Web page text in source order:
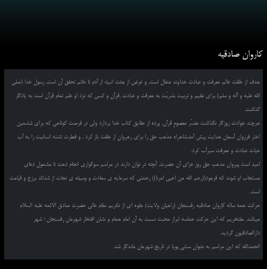
کاروان صادقیه
هدف از خلقت عالم معرفت و عبادت خداوند متعال است, و غرض از بعثت انبیاء از آدم تا خاتم تحقق آن است, رسول خدا (صلی
الله علیه و آله و سلم) برای تعلیم و تربیت بشریّت به معرفت و عبادت ,قرآن و کسی که نزد او علم تمام قرآن است به یادگار
گذاشت.
هرچند حوادث روزگار نگذاشت مفسّر معصومِ قرآن, پرده از حقایق کتاب خدا بردارد ولی در فرصت کوتاهی که برای ششمین
اختر فرزوان آسمان هدایت پیش آمد,شاهراه مذهب حق را برای رهروانِ از خلقت باز کرد , و فطرت تشنه انسانیت را به آب
حیات عبادت و معرفت سیرآب کرد.
امید است پیروان مذهب حق روز عزای آن حضرت, آنچه در توان دارند در مراسم سوگواری انجام دهند تا مشمول دعای
مستجاب او شوند که فرمود((رحم الله من احیی امرنا)) رحمتی که سرمایه ی سعادت و وسیله ی نجات از شدائد برزخ و قیامت
است.
حرکت همه ساله کاروان صادقیه رفسنجان (راهیان ولایت) جلوه ای از تکریم مقام عالی حضرت صادق الائمه علیه السلام
میباشد. مفتخریم که این حرکت حماسه ابراز محبت نسبت به آن امام همام و نشان افتخار شهرمان رفسنجان ؛ شهر
دارالصادقیون گردید.
الحمدالله که این مراسم به عنوان سنتی پویا در تاریخ شهرمان ماندگار شد.